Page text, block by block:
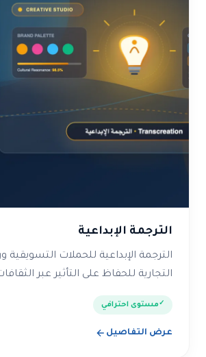
الترجمة الإبداعية
الترجمة الإبداعية للحملات التسويقية
التجارية للحفاظ على التأثير عبر
مستوى احترافي
عرض التفاصيل